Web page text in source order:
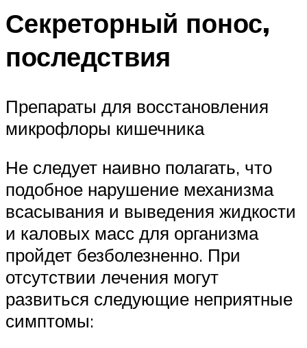
Секреторный понос,
последствия
Препараты для восстановления
микрофлоры кишечника
Не следует наивно полагать, что
подобное нарушение механизма
всасывания и выведения жидкости
и каловых масс для организма
пройдет безболезненно. При
отсутствии лечения могут
развиться следующие неприятные
симптомы: